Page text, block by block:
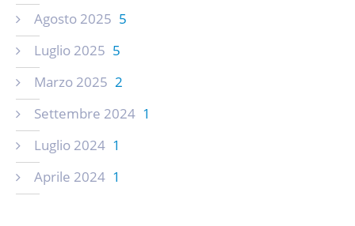
Agosto 2025 5
Luglio 2025 5
Marzo 2025 2
Settembre 2024 1
Luglio 2024 1
Aprile 2024 1